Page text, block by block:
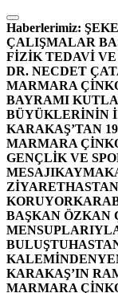
İçeriğe
atla
Haberlerimiz:
ÇALIŞMALAR
FİZİK TEDAVİ
DR. NECDET
MARMARA
BAYRAMI
BÜYÜKLERİNİN
KARAKAŞ’TAN
MARMARA
GENÇLİK VE
MESAJI
ZİYARET
KORUYOR
BAŞKAN ÖZKAN
BULUŞTU
KALEMİNDEN
KARAKAŞ’IN
MARMARA